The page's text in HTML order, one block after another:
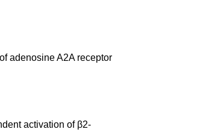
adenosine A2A receptor
activation of β2-